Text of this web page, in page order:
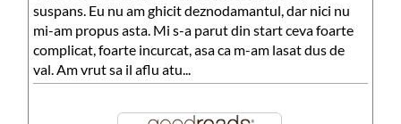
suspans. Eu nu am ghicit deznodamantul, dar nici nu
mi-am propus asta. Mi s-a parut din start ceva foarte
complicat, foarte incurcat, asa ca m-am lasat dus de
val. Am vrut sa il aflu atu...